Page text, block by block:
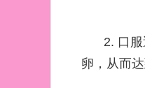
2. 口
卵，从而